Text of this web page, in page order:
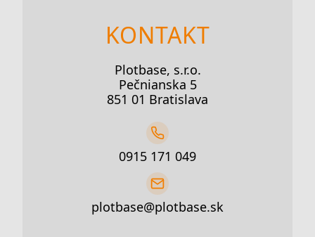
KONTAKT
Plotbase, s.r.o.
Pečnianska 5
851 01 Bratislava
0915 171 049
plotbase@plotbase.sk